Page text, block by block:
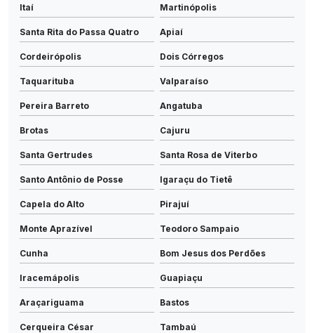
Itaí Martinópolis
Santa Rita do Passa Quatro Apiaí
Cordeirópolis Dois Córregos
Taquarituba Valparaíso
Pereira Barreto Angatuba
Brotas Cajuru
Santa Gertrudes Santa Rosa de Viterbo
Santo Antônio de Posse Igaraçu do Tietê
Capela do Alto Pirajuí
Monte Aprazível Teodoro Sampaio
Cunha Bom Jesus dos Perdões
Iracemápolis Guapiaçu
Araçariguama Bastos
Cerqueira César Tambaú